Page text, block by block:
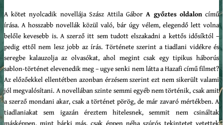
A kötet nyolcadik novellája Szász Attila GáborA győztes oldaloncímű
írása. A hosszabb novellák közül való, bár úgy vélem, elegendő lett volna
belőle kevesebb is. A szerző itt sem tudott elszakadni a kettős idősíktól –
pedig ettől nem lesz jobb az írás. Története szerint a tiadlani vidékre és
seregbe kalauzolja az olvasókat, ahol megint csak egy tipikus háborús
sablon-történet elevenedik meg – ugye senki nem látta a Hazafi című filmet?
Az előzőekkel ellentétben azonban érzésem szerint ezt nem sikerült valami
jól megvalósítani. A novellában szinte semmi egyéb nem történik, csak amit
a szerző mondani akar, csak a történet pörög, de már zavaró mértékben. A
tiadlaniakat sem igazán éreztem hitelesnek, semmit nem csináltak
másképpen, mint bárki más, csak éppen néha szúrós tekintetet vetettek